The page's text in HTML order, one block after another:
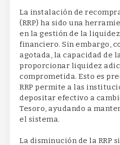
La instalación de
(RRP) ha sido una
en la gestión de la
financiero. Sin embargo,
agotada, la capacidad de
proporcionar liquidez
comprometida. Esto es
RRP permite a las
depositar efectivo a
Tesoro, ayudando a
el sistema.
La disminución de la RRP